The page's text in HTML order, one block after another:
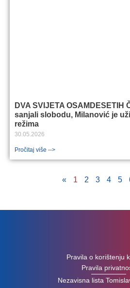
DVA SVIJETA OSAMDESETIH
sanjali slobodu, Milanović je
režima
30.05.2026
Pročitaj više -->
« 1 2 3 4 5
Pravila o korištenju
Pravila
Nezavisna lista